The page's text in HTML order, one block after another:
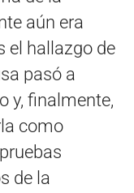
aún era
el hallazgo de
pasó a
y, finalmente,
como
de la